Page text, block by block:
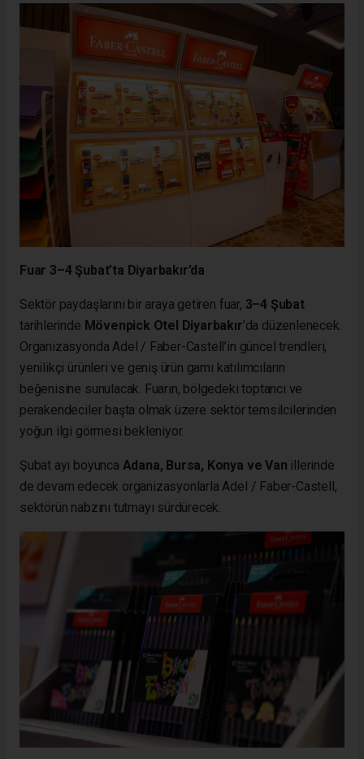
Fuar 3–4 Şubat’ta Diyarbakır’da
Sektör paydaşlarını bir araya getiren fuar, 3–4 Şubat
tarihlerinde Mövenpick Otel Diyarbakır’da düzenlenecek.
Organizasyonda Adel / Faber-Castell’in güncel trendleri,
yenilikçi ürünleri ve geniş ürün gamı katılımcıların
beğenisine sunulacak. Fuarın, bölgedeki toptancı ve
perakendeciler başta olmak üzere sektör temsilcilerinden
yoğun ilgi görmesi bekleniyor.
Şubat ayı boyunca Adana, Bursa, Konya ve Van illerinde
de devam edecek organizasyonlarla Adel / Faber-Castell,
sektörün nabzını tutmayı sürdürecek.